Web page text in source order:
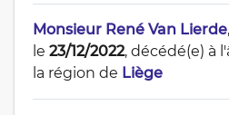
Monsieur René Van Lierde
le 23/12/2022, décédé(e) à
la région de Liège